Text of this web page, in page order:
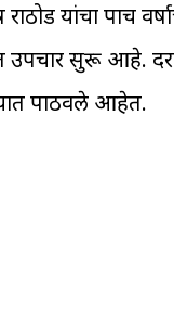
राठोड यांचा
सुरू आहे.
पाठवले आहेत.